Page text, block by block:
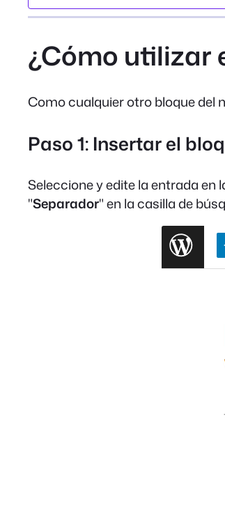
¿Cómo utilizar
Como cualquier otro bloque del
Paso 1: Insertar el
Seleccione y edite la entrada en
"Separador" en la casilla de